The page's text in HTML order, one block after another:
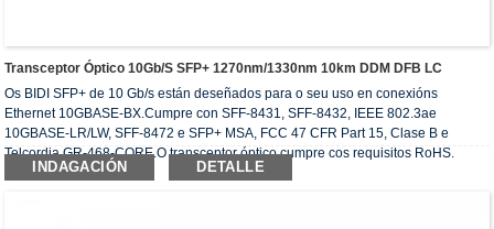
Transceptor Óptico 10Gb/s SFP+ 1270nm/1330nm 10km DDM DFB LC
Os BIDI SFP+ de 10 Gb/s están deseñados para o seu uso en conexións
Ethernet 10GBASE-BX.Cumpre con SFF-8431, SFF-8432, IEEE 802.3ae
10GBASE-LR/LW, SFF-8472 e SFP+ MSA, FCC 47 CFR Part 15, Clase B e
Telcordia GR-468-CORE.O transceptor óptico cumpre cos requisitos RoHS.
INDAGACIÓN DETALLE